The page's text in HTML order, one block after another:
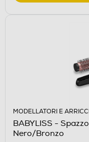
MODELLATORI E
BABYLISS -
Nero/Bronzo